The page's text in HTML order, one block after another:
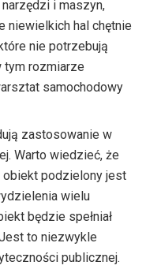
i maszyn,
niewielkich hal chętnie
nie potrzebują
tym rozmiarze
samochodowy
zastosowanie w
Warto wiedzieć, że
podzielony jest
wielu
będzie spełniał
to niezwykle
publicznej.